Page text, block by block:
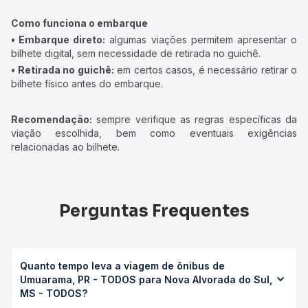
Como funciona o embarque
• Embarque direto: algumas viações permitem apresentar o
bilhete digital, sem necessidade de retirada no guichê.
• Retirada no guichê: em certos casos, é necessário retirar o
bilhete físico antes do embarque.
Recomendação: sempre verifique as regras específicas da
viação escolhida, bem como eventuais exigências
relacionadas ao bilhete.
Perguntas Frequentes
Quanto tempo leva a viagem de ônibus de
Umuarama, PR - TODOS para Nova Alvorada do Sul,
MS - TODOS?